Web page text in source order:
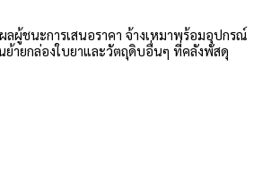
ลผู้ชนะการเสนอราคา จ้างเหมาพร้อมอุปกรณ์
ย้ายกล่องใบยาและวัตถุดิบอื่นๆ ที่คลังพัสดุ